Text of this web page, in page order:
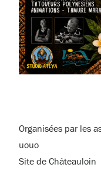
Organisées par les
uouo
Site de Châteauloin